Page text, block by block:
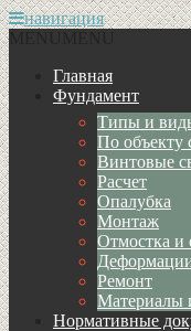
навигация
Главная
Фундамент
Типы и
По объекту
Винтовые
Расчет
Опалубка
Монтаж
Отмостка и
Ремонт
Материалы
Нормативные